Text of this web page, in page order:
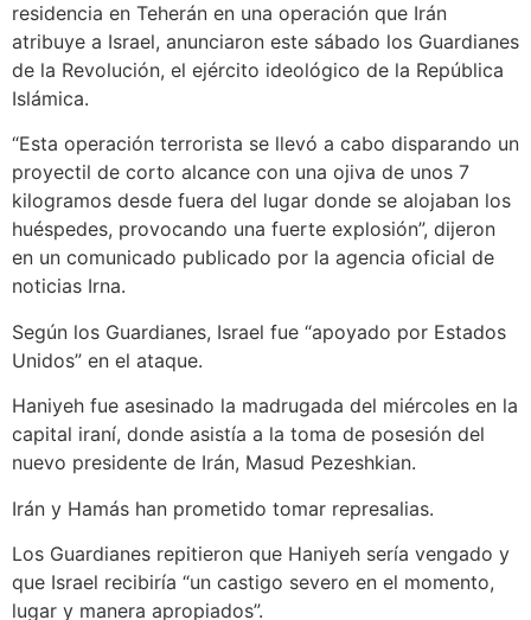
residencia en Teherán en una operación que Irán
atribuye a Israel, anunciaron este sábado los Guardianes
de la Revolución, el ejército ideológico de la República
Islámica.
“Esta operación terrorista se llevó a cabo disparando un
proyectil de corto alcance con una ojiva de unos 7
kilogramos desde fuera del lugar donde se alojaban los
huéspedes, provocando una fuerte explosión”, dijeron
en un comunicado publicado por la agencia oficial de
noticias Irna.
Según los Guardianes, Israel fue “apoyado por Estados
Unidos” en el ataque.
Haniyeh fue asesinado la madrugada del miércoles en la
capital iraní, donde asistía a la toma de posesión del
nuevo presidente de Irán, Masud Pezeshkian.
Irán y Hamás han prometido tomar represalias.
Los Guardianes repitieron que Haniyeh sería vengado y
que Israel recibiría “un castigo severo en el momento,
lugar y manera apropiados”.